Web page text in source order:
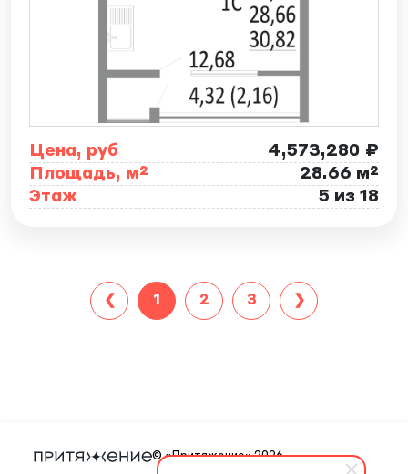
Цена, руб
4,573,280 ₽
Площадь, м²
28.66 м²
Этаж
5 из 18
1 2 3
© «Притяжение» 2026